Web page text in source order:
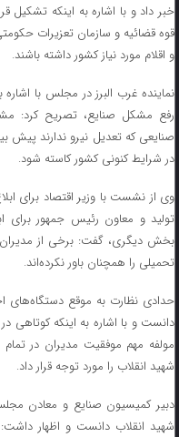
خبر داد و با اشاره به اینکه تشکیل
قوه قضائیه و سازمان تعزیرات
و اقلام مورد نیاز کشور داشته باشند.
نماینده غرب البرز در مجلس با اشاره
رفع مشکل صنایع، تصریح کرد:
صنایعی که تعدیل نیرو ندارند پیش
در شرایط کنونی کشور کاسته شود.
وی از نشست با وزیر اقتصاد برای
تولید و معاون رئیس جمهور برای
بخش دیگری، گفت: برخی از
تحمیلی را همچنان باور نکرده‌اند.
حدادی نظارت به موقع دستگاه‌های
دانست و با اشاره به اینکه کوتاهی
مولفه مهم موفقیت مدیران در
شهید انقلاب را مورد توجه قرار داد.
دبیر کمیسیون صنایع و معادن
شهید انقلاب دانست و اظهار